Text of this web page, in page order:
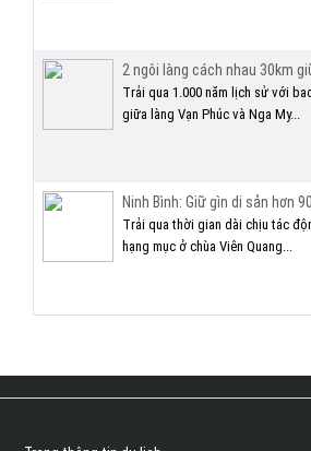
2 ngôi làng cách nhau 30km
Trải qua 1.000 năm lịch sử với
giữa làng Vạn Phúc và Nga My...
Ninh Bình: Giữ gìn di sản hơn
Trải qua thời gian dài chịu tác
hạng mục ở chùa Viên Quang...